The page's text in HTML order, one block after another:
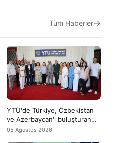
YTÜ'de Türkiye, Özbekistan
ve Azerbaycan'ı buluşturan
uluslararası yaz okulu başladı
05 Ağustos 2026
Tüm Haberler